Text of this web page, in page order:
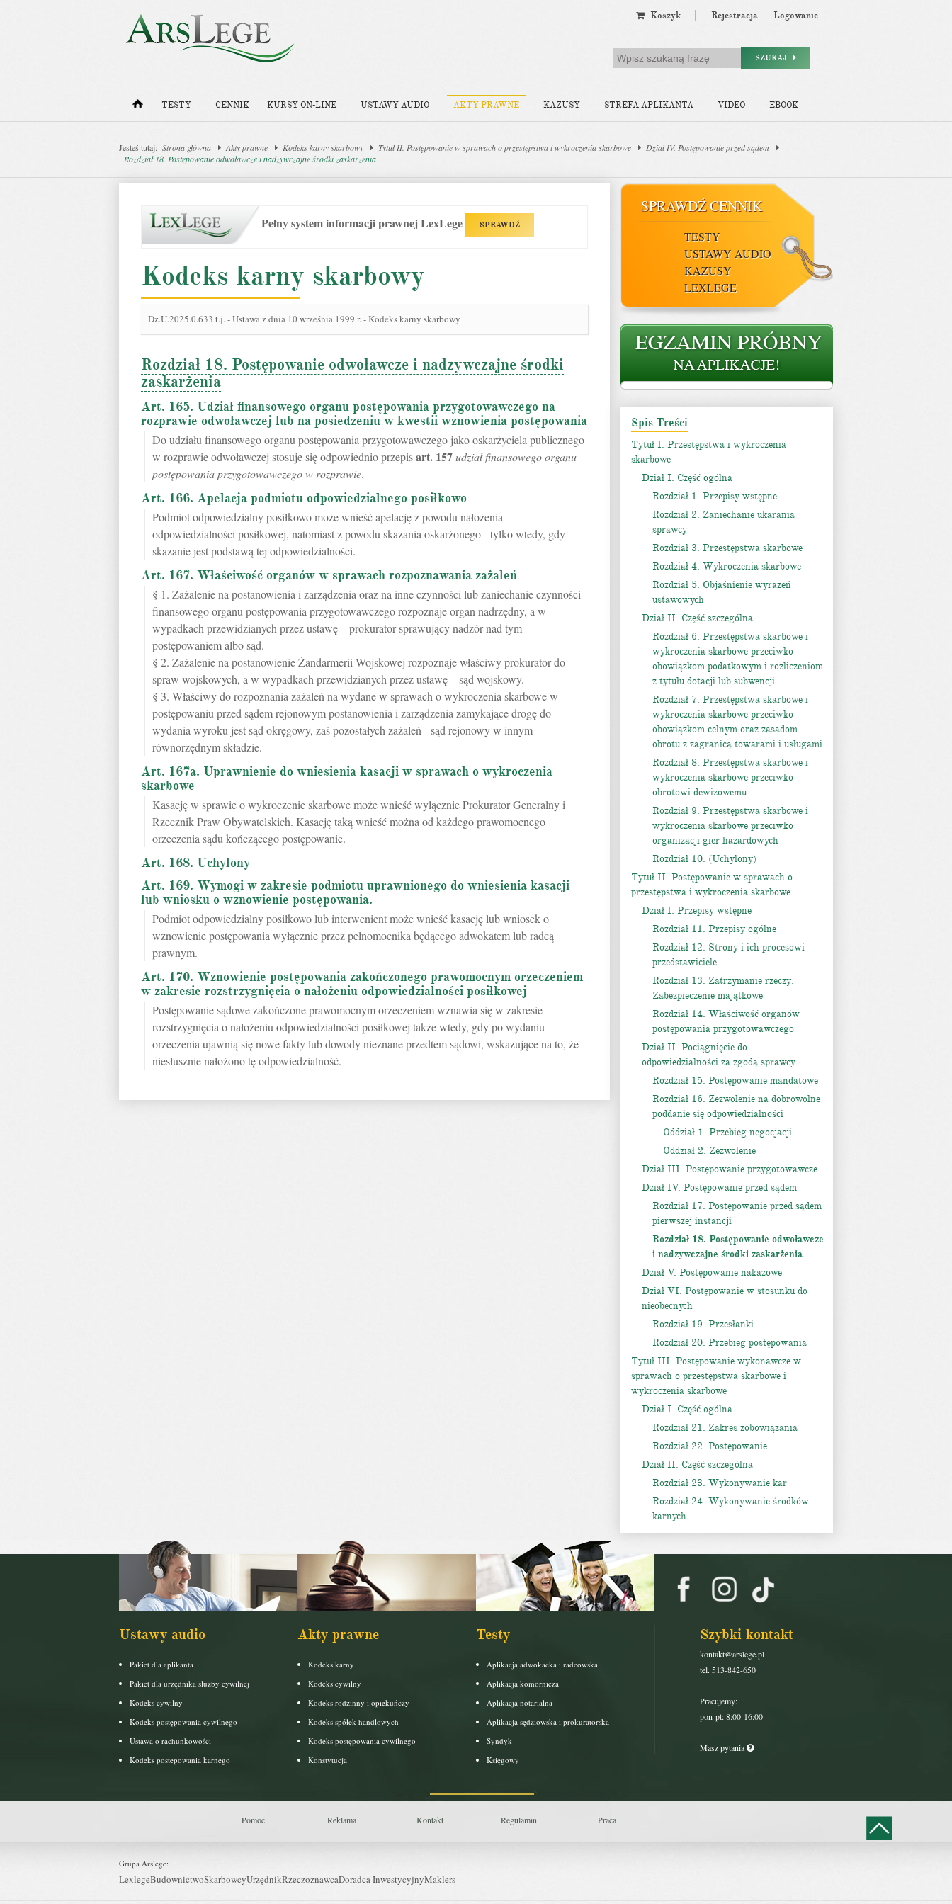
Koszyk Rejestracja Logowanie
SZUKAJ
TESTY CENNIK KURSY ON-LINE USTAWY AUDIO AKTY PRAWNE KAZUSY STREFA APLIKANTA VIDEO EBOOK
Jesteś tutaj: Strona główna Akty prawne Kodeks karny skarbowy Tytuł II. Postępowanie w sprawach o przestępstwa i wykroczenia skarbowe
Dział IV. Postępowanie przed sądem
Rozdział 18. Postępowanie odwoławcze i nadzywczajne środki zaskarżenia
Pełny system informacji prawnej LexLege SPRAWDŹ
Kodeks karny skarbowy
Dz.U.2025.0.633 t.j.-Ustawa z dnia 10 września 1999 r. - Kodeks karny skarbowy
Rozdział 18. Postępowanie odwoławcze i nadzywczajne środki
zaskarżenia
Art. 165. Udział finansowego organu postępowania przygotowawczego na
rozprawie odwoławczej lub na posiedzeniu w kwestii wznowienia postępowania
Do udziału finansowego organu postępowania przygotowawczego jako oskarżyciela publicznego
w rozprawie odwoławczej stosuje się odpowiednio przepisart. 157udział finansowego organu
postępowania przygotowawczego w rozprawie.
Art. 166. Apelacja podmiotu odpowiedzialnego posiłkowo
Podmiot odpowiedzialny posiłkowo może wnieść apelację z powodu nałożenia
odpowiedzialności posiłkowej, natomiast z powodu skazania oskarżonego - tylko wtedy, gdy
skazanie jest podstawą tej odpowiedzialności.
Art. 167. Właściwość organów w sprawach rozpoznawania zażaleń
§ 1. Zażalenie na postanowienia i zarządzenia oraz na inne czynności lub zaniechanie czynności
finansowego organu postępowania przygotowawczego rozpoznaje organ nadrzędny, a w
wypadkach przewidzianych przez ustawę – prokurator sprawujący nadzór nad tym
postępowaniem albo sąd.
§ 2. Zażalenie na postanowienie Żandarmerii Wojskowej rozpoznaje właściwy prokurator do
spraw wojskowych, a w wypadkach przewidzianych przez ustawę – sąd wojskowy.
§ 3. Właściwy do rozpoznania zażaleń na wydane w sprawach o wykroczenia skarbowe w
postępowaniu przed sądem rejonowym postanowienia i zarządzenia zamykające drogę do
wydania wyroku jest sąd okręgowy, zaś pozostałych zażaleń - sąd rejonowy w innym
równorzędnym składzie.
Art. 167a. Uprawnienie do wniesienia kasacji w sprawach o wykroczenia
skarbowe
Kasację w sprawie o wykroczenie skarbowe może wnieść wyłącznie Prokurator Generalny i
Rzecznik Praw Obywatelskich. Kasację taką wnieść można od każdego prawomocnego
orzeczenia sądu kończącego postępowanie.
Art. 168. Uchylony
Art. 169. Wymogi w zakresie podmiotu uprawnionego do wniesienia kasacji
lub wniosku o wznowienie postępowania.
Podmiot odpowiedzialny posiłkowo lub interwenient może wnieść kasację lub wniosek o
wznowienie postępowania wyłącznie przez pełnomocnika będącego adwokatem lub radcą
prawnym.
Art. 170. Wznowienie postępowania zakończonego prawomocnym orzeczeniem
w zakresie rozstrzygnięcia o nałożeniu odpowiedzialności posiłkowej
Postępowanie sądowe zakończone prawomocnym orzeczeniem wznawia się w zakresie
rozstrzygnięcia o nałożeniu odpowiedzialności posiłkowej także wtedy, gdy po wydaniu
orzeczenia ujawnią się nowe fakty lub dowody nieznane przedtem sądowi, wskazujące na to, że
niesłusznie nałożono tę odpowiedzialność.
SPRAWDŹ CENNIK
TESTY
USTAWY AUDIO
KAZUSY
LEXLEGE
Spis Treści
Tytuł I. Przestępstwa i wykroczenia
skarbowe
Dział I. Część ogólna
Rozdział 1. Przepisy wstępne
Rozdział 2. Zaniechanie ukarania
sprawcy
Rozdział 3. Przestępstwa skarbowe
Rozdział 4. Wykroczenia skarbowe
Rozdział 5. Objaśnienie wyrażeń
ustawowych
Dział II. Część szczególna
Rozdział 6. Przestępstwa skarbowe i
wykroczenia skarbowe przeciwko
obowiązkom podatkowym i rozliczeniom
z tytułu dotacji lub subwencji
Rozdział 7. Przestępstwa skarbowe i
wykroczenia skarbowe przeciwko
obowiązkom celnym oraz zasadom
obrotu z zagranicą towarami i usługami
Rozdział 8. Przestępstwa skarbowe i
wykroczenia skarbowe przeciwko
obrotowi dewizowemu
Rozdział 9. Przestępstwa skarbowe i
wykroczenia skarbowe przeciwko
organizacji gier hazardowych
Rozdział 10. (Uchylony)
Tytuł II. Postępowanie w sprawach o
przestępstwa i wykroczenia skarbowe
Dział I. Przepisy wstępne
Rozdział 11. Przepisy ogólne
Rozdział 12. Strony i ich procesowi
przedstawiciele
Rozdział 13. Zatrzymanie rzeczy.
Zabezpieczenie majątkowe
Rozdział 14. Właściwość organów
postępowania przygotowawczego
Dział II. Pociągnięcie do
odpowiedzialności za zgodą sprawcy
Rozdział 15. Postępowanie mandatowe
Rozdział 16. Zezwolenie na dobrowolne
poddanie się odpowiedzialności
Oddział 1. Przebieg negocjacji
Oddział 2. Zezwolenie
Dział III. Postępowanie przygotowawcze
Dział IV. Postępowanie przed sądem
Rozdział 17. Postępowanie przed sądem
pierwszej instancji
Rozdział 18. Postępowanie odwoławcze
i nadzywczajne środki zaskarżenia
Dział V. Postępowanie nakazowe
Dział VI. Postępowanie w stosunku do
nieobecnych
Rozdział 19. Przesłanki
Rozdział 20. Przebieg postępowania
Tytuł III. Postępowanie wykonawcze w
sprawach o przestępstwa skarbowe i
wykroczenia skarbowe
Dział I. Część ogólna
Rozdział 21. Zakres zobowiązania
Rozdział 22. Postępowanie
Dział II. Część szczególna
Rozdział 23. Wykonywanie kar
Rozdział 24. Wykonywanie środków
karnych
Ustawy audio
Pakiet dla aplikanta
Pakiet dla urzędnika służby cywilnej
Kodeks cywilny
Kodeks postępowania cywilnego
Ustawa o rachunkowości
Kodeks postepowania karnego
Akty prawne
Kodeks karny
Kodeks cywilny
Kodeks rodzinny i opiekuńczy
Kodeks spółek handlowych
Kodeks postępowania cywilnego
Konstytucja
Testy
Aplikacja adwokacka i radcowska
Aplikacja komornicza
Aplikacja notarialna
Aplikacja sędziowska i prokuratorska
Syndyk
Księgowy
Szybki kontakt
kontakt@arslege.pl
tel. 513-842-650
Pracujemy:
pon-pt: 8:00-16:00
Masz pytania
Pomoc Reklama Kontakt Regulamin Praca
Grupa Arslege:
LexlegeBudownictwoSkarbowcyUrzędnikRzeczoznawcaDoradca InwestycyjnyMaklers